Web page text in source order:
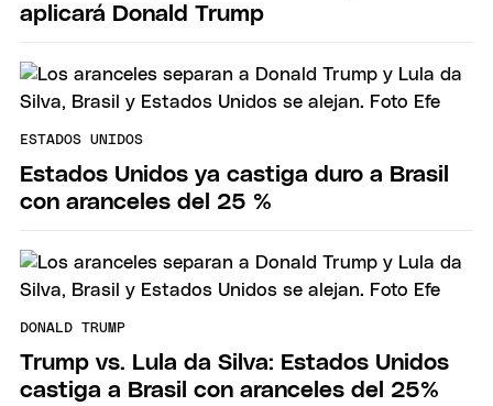
aplicará Donald Trump
ESTADOS UNIDOS
Estados Unidos ya castiga duro a Brasil
con aranceles del 25 %
DONALD TRUMP
Trump vs. Lula da Silva: Estados Unidos
castiga a Brasil con aranceles del 25%